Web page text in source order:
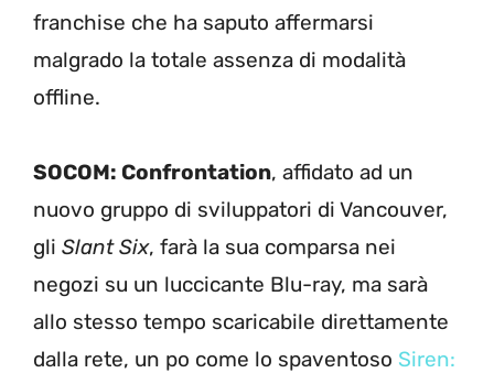
franchise che ha saputo affermarsi
malgrado la totale assenza di modalità
offline.
SOCOM: Confrontation, affidato ad un
nuovo gruppo di sviluppatori di Vancouver,
gli Slant Six, farà la sua comparsa nei
negozi su un luccicante Blu-ray, ma sarà
allo stesso tempo scaricabile direttamente
dalla rete, un po come lo spaventoso Siren: